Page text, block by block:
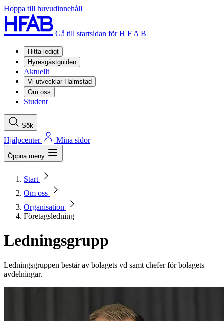
Hoppa till huvudinnehåll
Gå till startsidan för H F A B
Hitta ledigt
Hyresgästguiden
Aktuellt
Vi utvecklar Halmstad
Om oss
Student
Sök
Hjälpcenter Mina sidor
Öppna meny
Start
Om oss
Organisation
Företagsledning
Ledningsgrupp
Ledningsgruppen består av bolagets vd samt chefer för bolagets
avdelningar.